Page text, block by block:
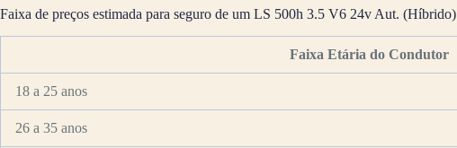
Faixa de preços estimada para seguro de um LS 500h 3.5 V6 24v Aut. (Híbrido)
Faixa Etária do Condutor
18 a 25 anos
26 a 35 anos